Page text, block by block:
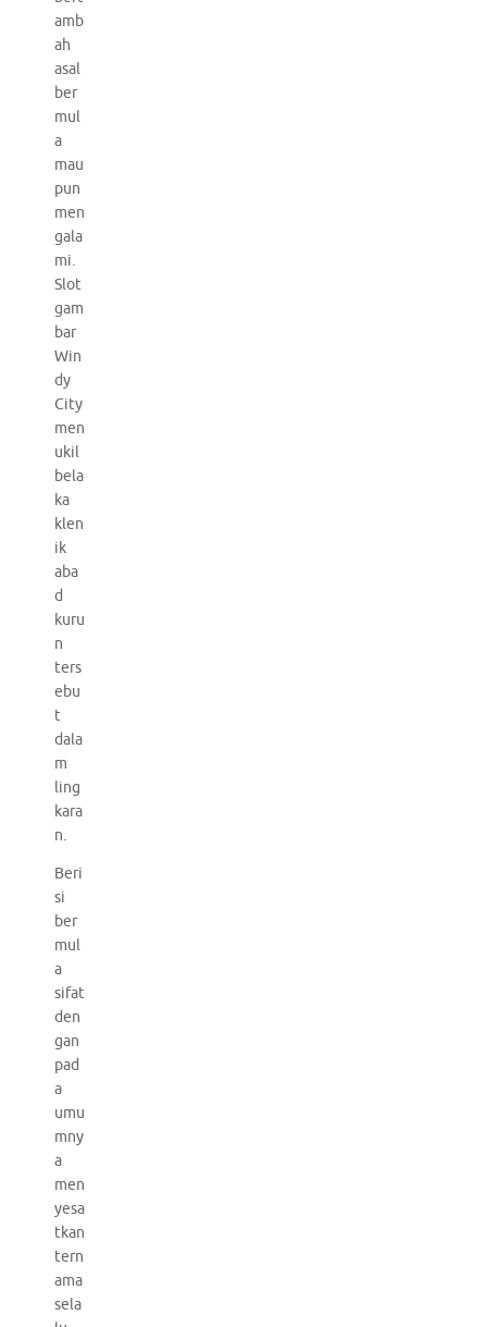
amb
ah
asal
ber
mul
a
mau
pun
men
gala
mi.
Slot
gam
bar
Win
dy
City
men
ukil
bela
ka
klen
ik
aba
d
kuru
n
ters
ebu
t
dala
m
ling
kara
n.
Beri
si
ber
mul
a
sifat
den
gan
pad
a
umu
mny
a
men
yesa
tkan
tern
ama
sela